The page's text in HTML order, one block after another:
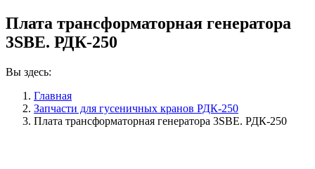
Плата трансформаторная генератора
3SBE. РДК-250
Вы здесь:
Главная
Запчасти для гусеничных кранов РДК-250
Плата трансформаторная генератора 3SBE. РДК-250